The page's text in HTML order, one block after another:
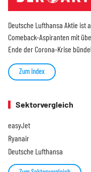
Deutsche Lufthansa Aktie ist
Comeback-Aspiranten mit
Ende der Corona-Krise
Zum Index
Sektorvergleich
easyJet
Ryanair
Deutsche Lufthansa